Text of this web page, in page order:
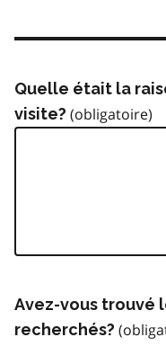
Quelle était la
visite?
Avez-vous trouvé
recherchés?